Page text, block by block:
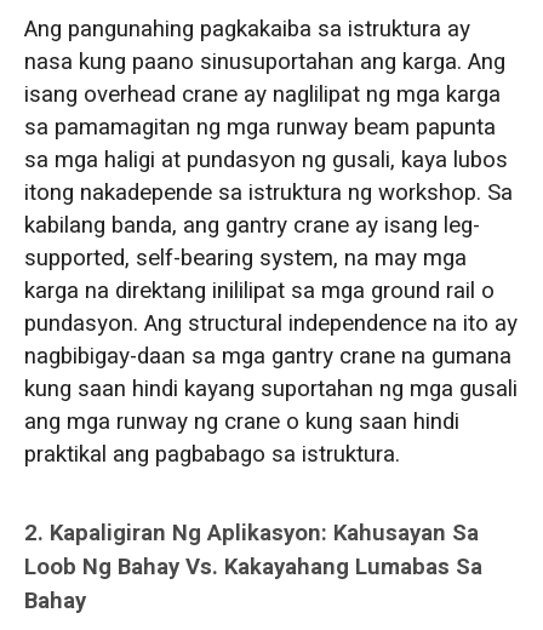
Ang pangunahing pagkakaiba sa istruktura ay
nasa kung paano sinusuportahan ang karga. Ang
isang overhead crane ay naglilipat ng mga karga
sa pamamagitan ng mga runway beam papunta
sa mga haligi at pundasyon ng gusali, kaya lubos
itong nakadepende sa istruktura ng workshop. Sa
kabilang banda, ang gantry crane ay isang leg-
supported, self-bearing system, na may mga
karga na direktang inililipat sa mga ground rail o
pundasyon. Ang structural independence na ito ay
nagbibigay-daan sa mga gantry crane na gumana
kung saan hindi kayang suportahan ng mga gusali
ang mga runway ng crane o kung saan hindi
praktikal ang pagbabago sa istruktura.
2. Kapaligiran Ng Aplikasyon: Kahusayan Sa
Loob Ng Bahay Vs. Kakayahang Lumabas Sa
Bahay